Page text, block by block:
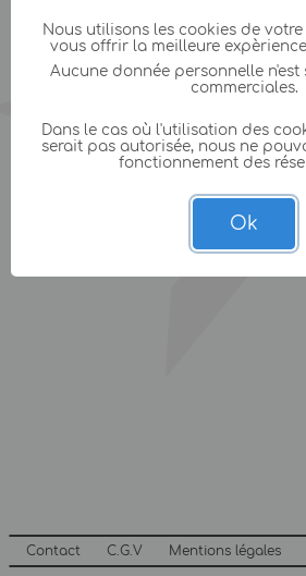
Contact C.G.V Mentions légales
Nous utilisons les cookies de
vous offrir la meilleure
Aucune donnée personnelle n'est
commerciales.
Dans le cas où l'utilisation des
serait pas autorisée, nous ne
fonctionnement des
Ok